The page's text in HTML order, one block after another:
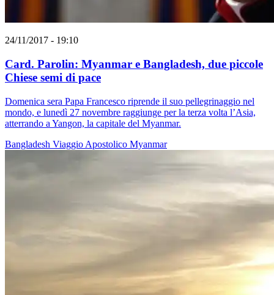
24/11/2017 - 19:10
Card. Parolin: Myanmar e Bangladesh, due piccole
Chiese semi di pace
Domenica sera Papa Francesco riprende il suo pellegrinaggio nel
mondo, e lunedì 27 novembre raggiunge per la terza volta l’Asia,
atterrando a Yangon, la capitale del Myanmar.
Bangladesh Viaggio Apostolico Myanmar